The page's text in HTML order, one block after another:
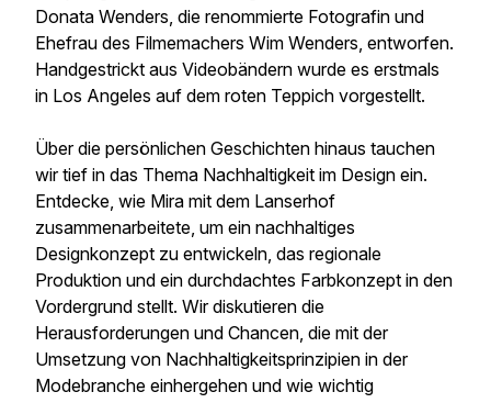
Donata Wenders, die renommierte Fotografin und
Ehefrau des Filmemachers Wim Wenders, entworfen.
Handgestrickt aus Videobändern wurde es erstmals
in Los Angeles auf dem roten Teppich vorgestellt.
Über die persönlichen Geschichten hinaus tauchen
wir tief in das Thema Nachhaltigkeit im Design ein.
Entdecke, wie Mira mit dem Lanserhof
zusammenarbeitete, um ein nachhaltiges
Designkonzept zu entwickeln, das regionale
Produktion und ein durchdachtes Farbkonzept in den
Vordergrund stellt. Wir diskutieren die
Herausforderungen und Chancen, die mit der
Umsetzung von Nachhaltigkeitsprinzipien in der
Modebranche einhergehen und wie wichtig